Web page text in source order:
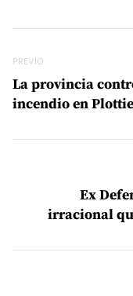
Previo
PREVIO
La provincia
incendio en
Ex
irracional